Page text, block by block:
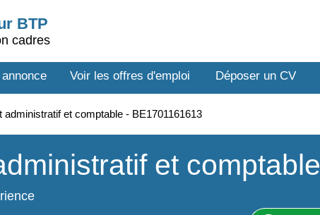
BTP
cadres
Voir les offres d'emploi Déposer un CV
administratif et comptable - BE1701161613
et comptable